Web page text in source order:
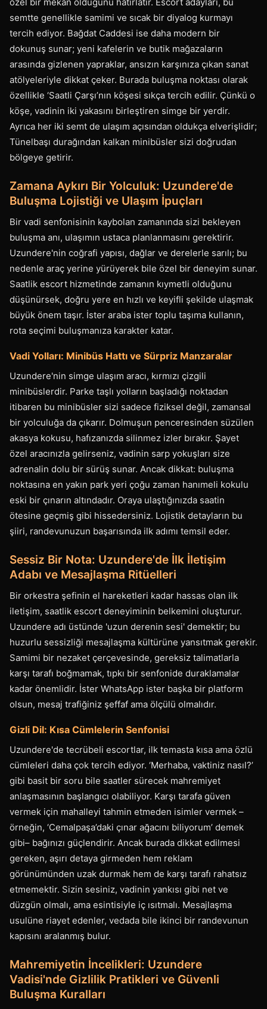
semtte genellikle samimi ve sıcak bir diyalog kurmayı
tercih ediyor. Bağdat Caddesi ise daha modern bir
dokunuş sunar; yeni kafelerin ve butik mağazaların
arasında gizlenen yapraklar, ansızın karşınıza çıkan sanat
atölyeleriyle dikkat çeker. Burada buluşma noktası olarak
özellikle ‘Saatli Çarşı’nın köşesi sıkça tercih edilir. Çünkü o
köşe, vadinin iki yakasını birleştiren simge bir yerdir.
Ayrıca her iki semt de ulaşım açısından oldukça elverişlidir;
Tünelbaşı durağından kalkan minibüsler sizi doğrudan
bölgeye getirir.
Zamana Aykırı Bir Yolculuk: Uzundere'de
Buluşma Lojistiği ve Ulaşım İpuçları
Bir vadi senfonisinin kaybolan zamanında sizi bekleyen
buluşma anı, ulaşımın ustaca planlanmasını gerektirir.
Uzundere'nin coğrafi yapısı, dağlar ve derelerle sarılı; bu
nedenle araç yerine yürüyerek bile özel bir deneyim sunar.
Saatlik escort hizmetinde zamanın kıymetli olduğunu
düşünürsek, doğru yere en hızlı ve keyifli şekilde ulaşmak
büyük önem taşır. İster araba ister toplu taşıma kullanın,
rota seçimi buluşmanıza karakter katar.
Vadi Yolları: Minibüs Hattı ve Sürpriz Manzaralar
Uzundere'nin simge ulaşım aracı, kırmızı çizgili
minibüslerdir. Parke taşlı yolların başladığı noktadan
itibaren bu minibüsler sizi sadece fiziksel değil, zamansal
bir yolculuğa da çıkarır. Dolmuşun penceresinden süzülen
akasya kokusu, hafızanızda silinmez izler bırakır. Şayet
özel aracınızla gelirseniz, vadinin sarp yokuşları size
adrenalin dolu bir sürüş sunar. Ancak dikkat: buluşma
noktasına en yakın park yeri çoğu zaman hanımeli kokulu
eski bir çınarın altındadır. Oraya ulaştığınızda saatin
ötesine geçmiş gibi hissedersiniz. Lojistik detayların bu
şiiri, randevunuzun başarısında ilk adımı temsil eder.
Sessiz Bir Nota: Uzundere'de İlk İletişim
Adabı ve Mesajlaşma Ritüelleri
Bir orkestra şefinin el hareketleri kadar hassas olan ilk
iletişim, saatlik escort deneyiminin belkemini oluşturur.
Uzundere adı üstünde 'uzun derenin sesi' demektir; bu
huzurlu sessizliği mesajlaşma kültürüne yansıtmak gerekir.
Samimi bir nezaket çerçevesinde, gereksiz talimatlarla
karşı tarafı boğmamak, tıpkı bir senfonide duraklamalar
kadar önemlidir. İster WhatsApp ister başka bir platform
olsun, mesaj trafiğiniz şeffaf ama ölçülü olmalıdır.
Gizli Dil: Kısa Cümlelerin Senfonisi
Uzundere'de tecrübeli escortlar, ilk temasta kısa ama özlü
cümleleri daha çok tercih ediyor. ‘Merhaba, vaktiniz nasıl?’
gibi basit bir soru bile saatler sürecek mahremiyet
anlaşmasının başlangıcı olabiliyor. Karşı tarafa güven
vermek için mahalleyi tahmin etmeden isimler vermek –
örneğin, ‘Cemalpaşa’daki çınar ağacını biliyorum’ demek
gibi– bağınızı güçlendirir. Ancak burada dikkat edilmesi
gereken, aşırı detaya girmeden hem reklam
görünümünden uzak durmak hem de karşı tarafı rahatsız
etmemektir. Sizin sesiniz, vadinin yankısı gibi net ve
düzgün olmalı, ama esintisiyle iç ısıtmalı. Mesajlaşma
usulüne riayet edenler, vedada bile ikinci bir randevunun
kapısını aralanmış bulur.
Mahremiyetin İncelikleri: Uzundere
Vadisi'nde Gizlilik Pratikleri ve Güvenli
Buluşma Kuralları